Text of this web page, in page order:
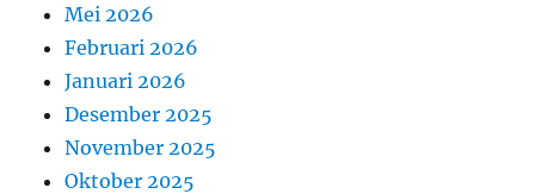
Mei 2026
Februari 2026
Januari 2026
Desember 2025
November 2025
Oktober 2025